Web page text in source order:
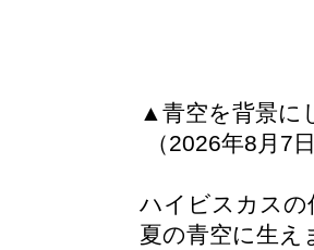
▲青空を背景に
（2026年8月7
ハイビスカスの
夏の青空に生え